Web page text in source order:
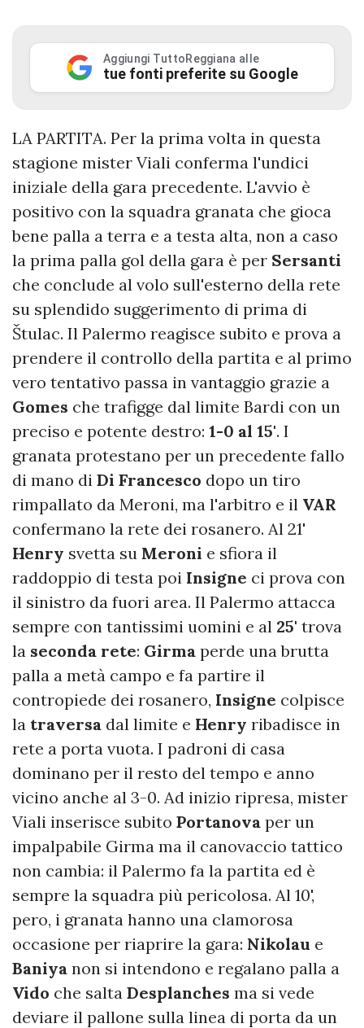
Aggiungi TuttoReggiana alle
tue fonti preferite su Google
LA PARTITA. Per la prima volta in questa
stagione mister Viali conferma l'undici
iniziale della gara precedente. L'avvio è
positivo con la squadra granata che gioca
bene palla a terra e a testa alta, non a caso
la prima palla gol della gara è per Sersanti
che conclude al volo sull'esterno della rete
su splendido suggerimento di prima di
Štulac. Il Palermo reagisce subito e prova a
prendere il controllo della partita e al primo
vero tentativo passa in vantaggio grazie a
Gomes che trafigge dal limite Bardi con un
preciso e potente destro: 1-0 al 15'. I
granata protestano per un precedente fallo
di mano di Di Francesco dopo un tiro
rimpallato da Meroni, ma l'arbitro e il VAR
confermano la rete dei rosanero. Al 21'
Henry svetta su Meroni e sfiora il
raddoppio di testa poi Insigne ci prova con
il sinistro da fuori area. Il Palermo attacca
sempre con tantissimi uomini e al 25' trova
la seconda rete: Girma perde una brutta
palla a metà campo e fa partire il
contropiede dei rosanero, Insigne colpisce
la traversa dal limite e Henry ribadisce in
rete a porta vuota. I padroni di casa
dominano per il resto del tempo e anno
vicino anche al 3-0. Ad inizio ripresa, mister
Viali inserisce subito Portanova per un
impalpabile Girma ma il canovaccio tattico
non cambia: il Palermo fa la partita ed è
sempre la squadra più pericolosa. Al 10',
pero, i granata hanno una clamorosa
occasione per riaprire la gara: Nikolau e
Baniya non si intendono e regalano palla a
Vido che salta Desplanches ma si vede
deviare il pallone sulla linea di porta da un